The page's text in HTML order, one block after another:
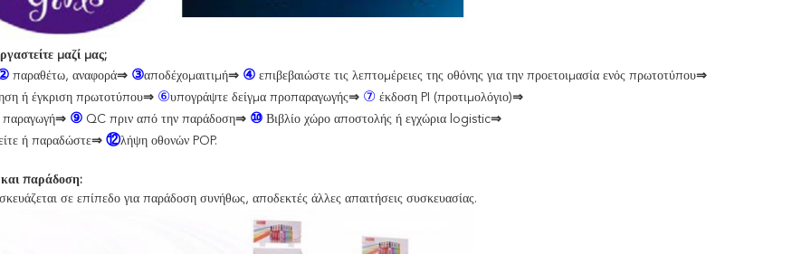
μαζί μας;
παραθέτω, αναφορά⇒ ③αποδέχομαιτιμή⇒ ④ επιβεβαιώστε τις λεπτομέρειες της οθόνης για την προετοιμασία ενός πρωτοτύπου⇒
ή έγκριση πρωτοτύπου⇒ ⑥υπογράψτε δείγμα προπαραγωγής⇒ ⑦ έκδοση PI (προτιμολόγιο)⇒
παραγωγή⇒ ⑨ QC πριν από την παράδοση⇒ ⑩ Βιβλίο χώρο αποστολής ή εγχώρια logistic⇒
ή παραδώστε⇒ ⑫λήψη οθονών POP.
παράδοση:
σε επίπεδο για παράδοση συνήθως, αποδεκτές άλλες απαιτήσεις συσκευασίας.